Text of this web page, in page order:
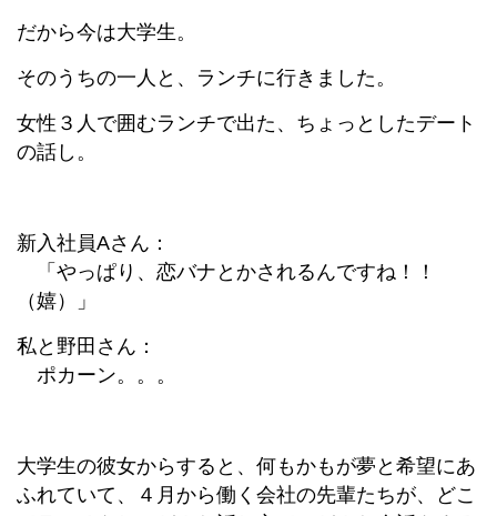
だから今は大学生。
そのうちの一人と、ランチに行きました。
女性３人で囲むランチで出た、ちょっとしたデート
の話し。
新入社員Aさん：
「やっぱり、恋バナとかされるんですね！！
（嬉）」
私と野田さん：
ポカーン。。。
大学生の彼女からすると、何もかもが夢と希望にあ
ふれていて、４月から働く会社の先輩たちが、どこ